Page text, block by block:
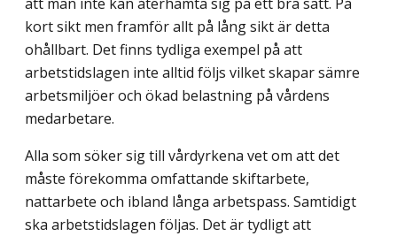
kort sikt men framför allt på lång sikt är detta
ohållbart. Det finns tydliga exempel på att
arbetstidslagen inte alltid följs vilket skapar sämre
arbetsmiljöer och ökad belastning på vårdens
medarbetare.
Alla som söker sig till vårdyrkena vet om att det
måste förekomma omfattande skiftarbete,
nattarbete och ibland långa arbetspass. Samtidigt
ska arbetstidslagen följas. Det är tydligt att